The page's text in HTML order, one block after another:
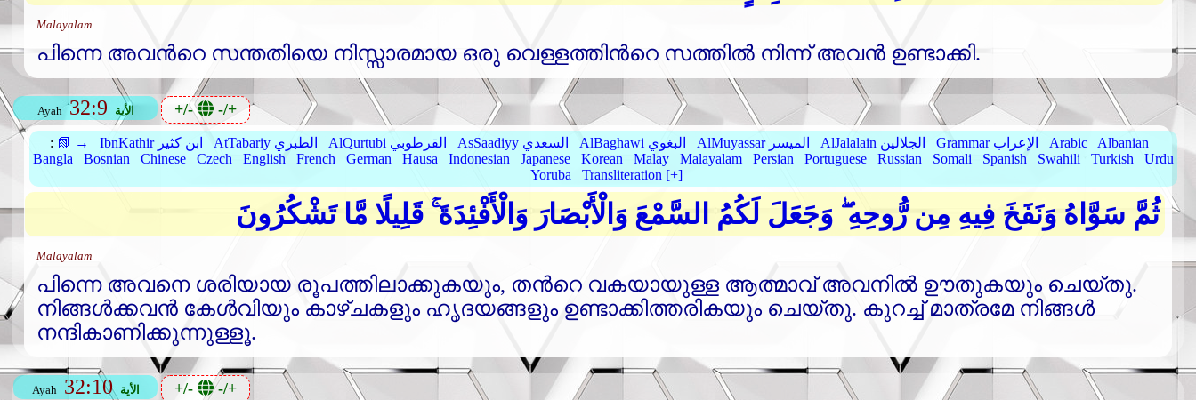
Malayalam
പിന്നെ അവന്‍റെ സന്തതിയെ നിസ്സാരമായ ഒരു വെള്ളത്തിന്‍റെ സത്തില്‍ നിന്ന്‌ അവന്‍ ഉണ്ടാക്കി.
Ayah 32:9 الأية +/- -/+
: 📗 → IbnKathir ابن كثير AtTabariy الطبري AlQurtubi القرطوبي AsSaadiyy السعدي AlBaghawi البغوي AlMuyassar الميسر AlJalalain الجلالين Grammar الإعراب Arabic
Albanian
Bangla
Bosnian Chinese Czech English French German Hausa Indonesian Japanese Korean Malay Malayalam Persian Portuguese Russian Somali Spanish Swahili Turkish
Urdu
Yoruba
Transliteration [+]
ثُمَّ سَوَّاهُ وَنَفَخَ فِيهِ مِن رُّوحِهِ ۖ وَجَعَلَ لَكُمُ السَّمْعَ وَالْأَبْصَارَ وَالْأَفْئِدَةَ ۚ قَلِيلًا مَّا تَشْكُرُونَ
Malayalam
പിന്നെ അവനെ ശരിയായ രൂപത്തിലാക്കുകയും, തന്‍റെ വകയായുള്ള ആത്മാവ്‌ അവനില്‍ ഊതുകയും ചെയ്തു.
നിങ്ങള്‍ക്കവന്‍ കേള്‍വിയും കാഴ്ചകളും ഹൃദയങ്ങളും ഉണ്ടാക്കിത്തരികയും ചെയ്തു. കുറച്ച്‌ മാത്രമേ നിങ്ങള്‍
നന്ദികാണിക്കുന്നുള്ളൂ.
Ayah 32:10 الأية +/- -/+